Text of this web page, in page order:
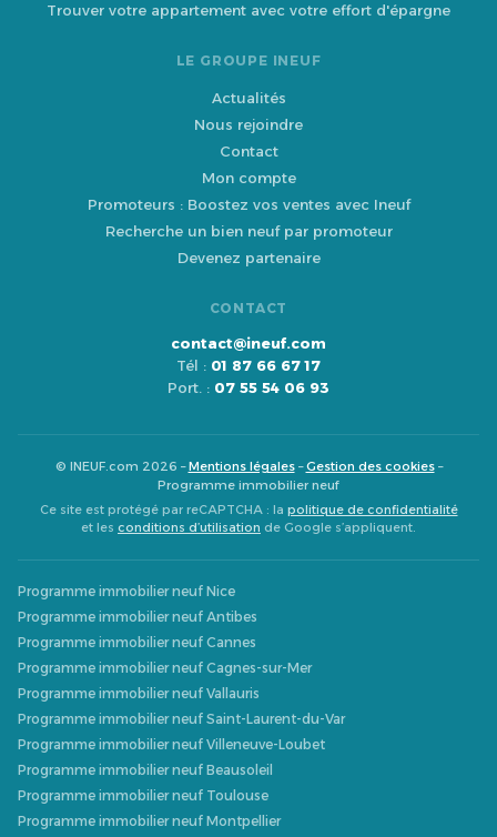
Trouver votre appartement avec votre effort d'épargne
LE GROUPE INEUF
Actualités
Nous rejoindre
Contact
Mon compte
Promoteurs : Boostez vos ventes avec Ineuf
Recherche un bien neuf par promoteur
Devenez partenaire
CONTACT
contact@ineuf.com
Tél : 01 87 66 67 17
Port. : 07 55 54 06 93
© INEUF.com 2026 –Mentions légales–Gestion des cookies–
Programme immobilier neuf
Ce site est protégé par reCAPTCHA : la politique de confidentialité
et les conditions d’utilisation de Google s’appliquent.
Programme immobilier neuf Nice
Programme immobilier neuf Antibes
Programme immobilier neuf Cannes
Programme immobilier neuf Cagnes-sur-Mer
Programme immobilier neuf Vallauris
Programme immobilier neuf Saint-Laurent-du-Var
Programme immobilier neuf Villeneuve-Loubet
Programme immobilier neuf Beausoleil
Programme immobilier neuf Toulouse
Programme immobilier neuf Montpellier